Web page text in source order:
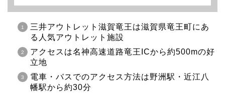
三井アウトレット滋賀竜王は滋賀県竜王町にあ
る人気アウトレット施設
アクセスは名神高速道路竜王ICから約500mの好
立地
電車・バスでのアクセス方法は野洲駅・近江八
幡駅から約30分